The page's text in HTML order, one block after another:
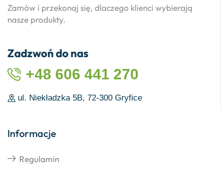
Zamów i przekonaj się, dlaczego klienci wybierają
nasze produkty.
Zadzwoń do nas
+48 606 441 270
ul. Niekładzka 5B, 72-300 Gryfice
Informacje
Regulamin